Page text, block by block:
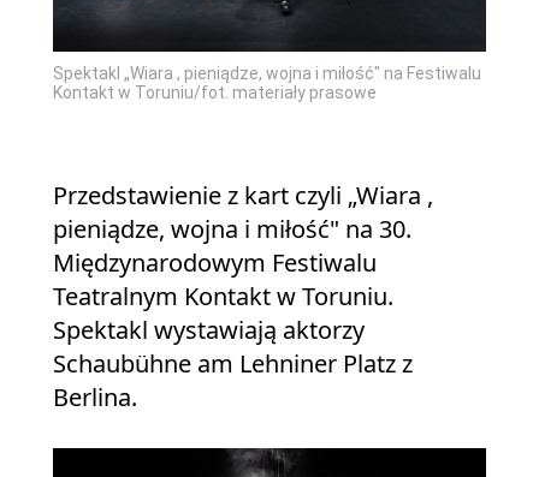
Spektakl „Wiara , pieniądze, wojna i miłość" na Festiwalu
Kontakt w Toruniu/fot. materiały prasowe
Przedstawienie z kart czyli „Wiara ,
pieniądze, wojna i miłość" na 30.
Międzynarodowym Festiwalu
Teatralnym Kontakt w Toruniu.
Spektakl wystawiają aktorzy
Schaubühne am Lehniner Platz z
Berlina.